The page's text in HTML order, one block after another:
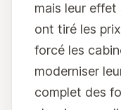
mais leur effet
ont tiré les
forcé les
moderniser
complet des